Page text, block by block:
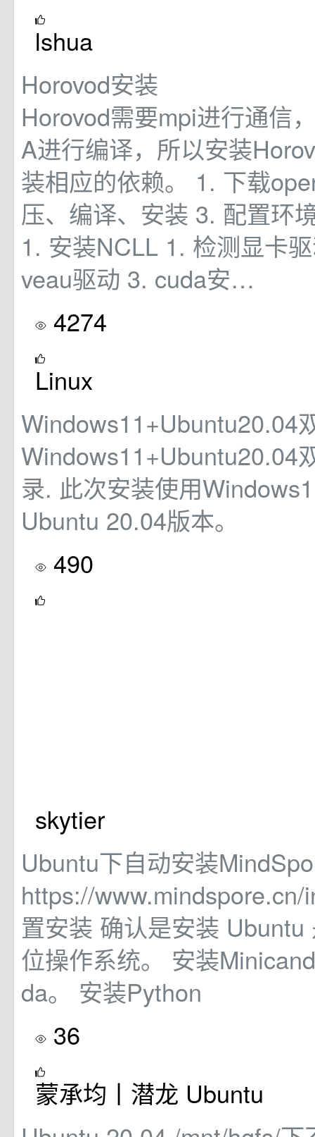
lshua
Horovod安装
Horovod需要mpi进行通信
A进行编译，所以安装
装相应的依赖。 1. 下载
压、编译、安装 3. 配置环
1. 安装NCLL 1. 检测显卡
veau驱动 3. cuda安…
4274
Linux
Windows11+Ubuntu20.04
Windows11+Ubuntu20.04
录. 此次安装使用
Ubuntu 20.04版本。
490
skytier
Ubuntu下自动安装
https://
置安装 确认是安装 Ubuntu
位操作系统。 安装
da。 安装Python
36
蒙承均丨潜龙 Ubuntu